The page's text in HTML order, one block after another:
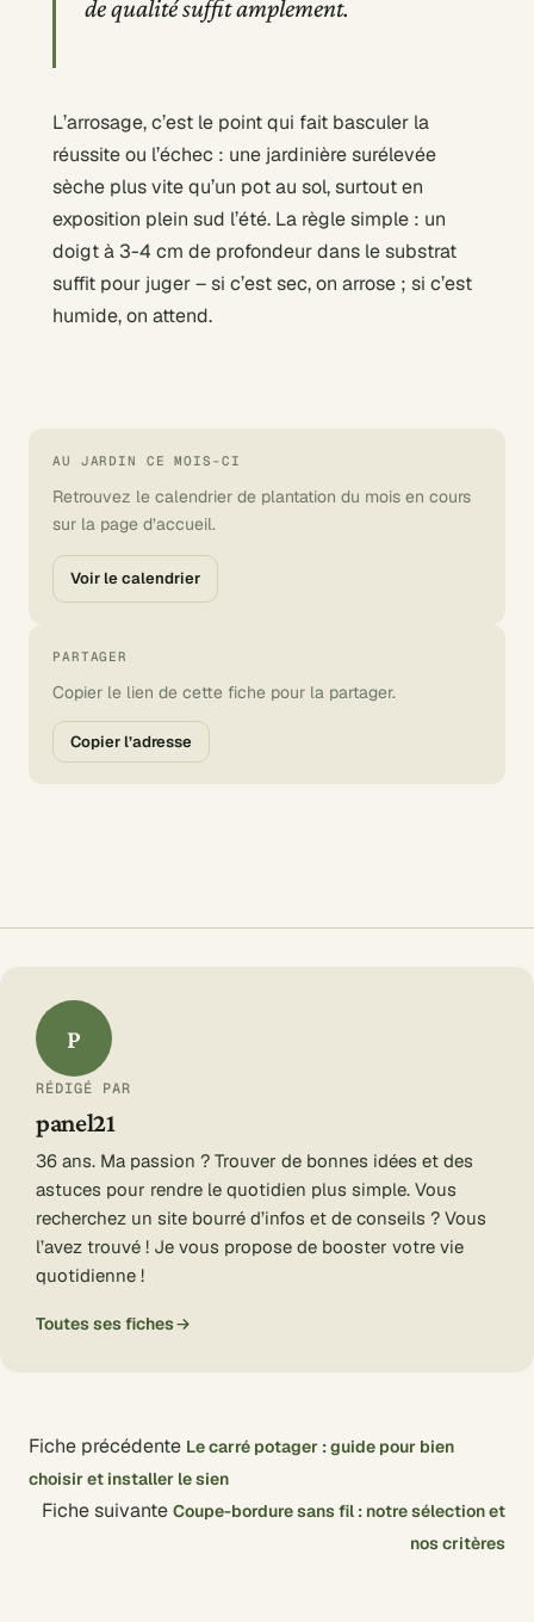
de qualité suffit amplement.
L’arrosage, c’est le point qui fait basculer la
réussite ou l’échec : une jardinière surélevée
sèche plus vite qu’un pot au sol, surtout en
exposition plein sud l’été. La règle simple : un
doigt à 3-4 cm de profondeur dans le substrat
suffit pour juger – si c’est sec, on arrose ; si c’est
humide, on attend.
AU JARDIN CE MOIS-CI
Retrouvez le calendrier de plantation du mois en cours
sur la page d’accueil.
Voir le calendrier
PARTAGER
Copier le lien de cette fiche pour la partager.
Copier l’adresse
P
RÉDIGÉ PAR
panel21
36 ans. Ma passion ? Trouver de bonnes idées et des
astuces pour rendre le quotidien plus simple. Vous
recherchez un site bourré d’infos et de conseils ? Vous
l’avez trouvé ! Je vous propose de booster votre vie
quotidienne !
Toutes ses fiches
Fiche précédente Le carré potager : guide pour bien
choisir et installer le sien
Fiche suivante Coupe-bordure sans fil : notre sélection et
nos critères